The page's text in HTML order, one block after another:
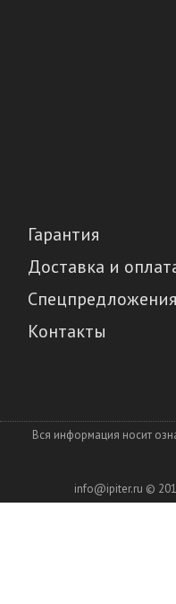
Гарантия
Доставка и
Спецпредложения
Контакты
Вся информация носит
info@ipiter.ru ©